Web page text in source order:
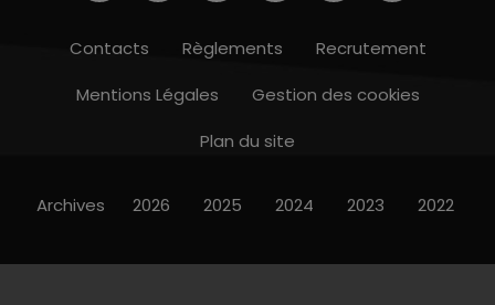
Contacts Règlements
Recrutement
Mentions Légales
Gestion des cookies
Plan du site
Archives 2026 2025 2024 2023 2022